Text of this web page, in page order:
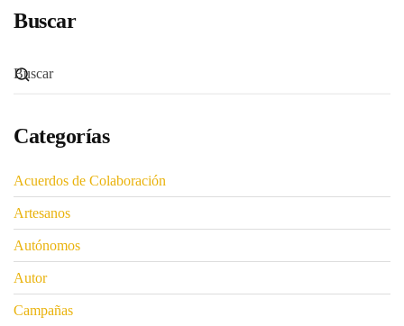
Buscar
Categorías
Acuerdos de Colaboración
Artesanos
Autónomos
Autor
Campañas